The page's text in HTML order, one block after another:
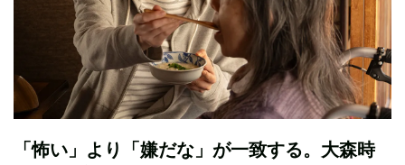
「怖い」より「嫌だな」が一致する。大森時